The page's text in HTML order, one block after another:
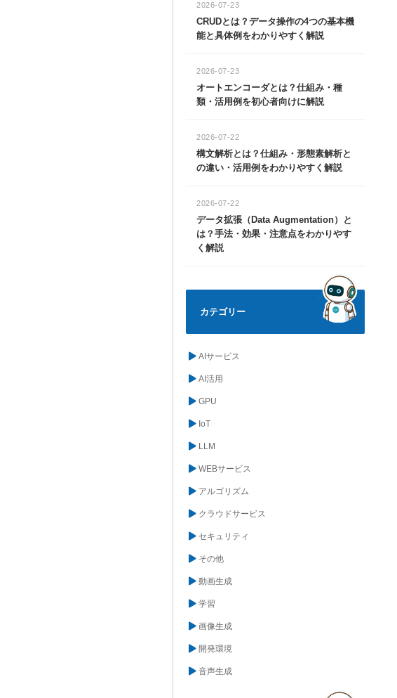
CRUDとは？データ操作の4つの基本機
能と具体例をわかりやすく解説
2026-07-23
オートエンコーダとは？仕組み・種
類・活用例を初心者向けに解説
2026-07-23
構文解析とは？仕組み・形態素解析と
の違い・活用例をわかりやすく解説
2026-07-22
データ拡張（Data Augmentation）と
は？手法・効果・注意点をわかりやす
く解説
2026-07-22
カテゴリー
AIサービス
AI活用
GPU
IoT
LLM
WEBサービス
アルゴリズム
クラウドサービス
セキュリティ
その他
動画生成
学習
画像生成
開発環境
音声生成